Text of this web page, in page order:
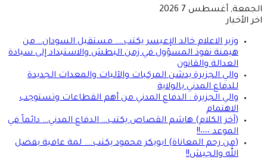
الجمعة, أغسطس 7 2026
اخر الأخبار
وزير الاعلام خالد الإعيسر يكتب…. مستقبل السودان.. من
هيمنة نفوذ المسؤول في زمن البطش والاستبداد إلى سيادة
العدالة والقانون
والي الجزيرة يدشن المركبات والآليات والمعدات الجديدة
للدفاع المدني بالولاية
والي الجزيرة : الدفاع المدني من أهم القطاعات وتستوجب
الاهتمام
(آخر الكلام) هاشم القصاص يكتب… الدفاع المدني… دائماً في
الموعد ٠٠٠٠!!
(من رحم المعاناة) ابوبكر محمود يكتب…. لمة عافية بفضل
الله والجيش!!